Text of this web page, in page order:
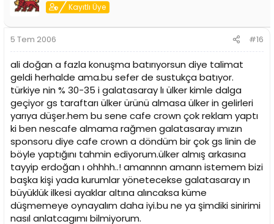
Kayıtlı Üye
5 Tem 2006 #16
ali doğan a fazla konuşma batırıyorsun diye talimat
geldi herhalde ama.bu sefer de sustukça batıyor.
türkiye nin % 30-35 i galatasaray lı ülker kimle dalga
geçiyor gs taraftarı ülker ürünü almasa ülker in gelirleri
yarıya düşer.hem bu sene cafe crown çok reklam yaptı
ki ben nescafe almama rağmen galatasaray ımızın
sponsoru diye cafe crown a döndüm bir çok gs linin de
böyle yaptığını tahmin ediyorum.ülker almış arkasına
tayyip erdoğan ı ohhhh..! amannnn amann istemem bizi
başka kişi yada kurumlar yönetecekse galatasaray ın
büyüklük ilkesi ayaklar altına alıncaksa küme
düşmemeye oynayalım daha iyi.bu ne ya şimdiki sinirimi
nasıl anlatcagımı bilmiyorum.